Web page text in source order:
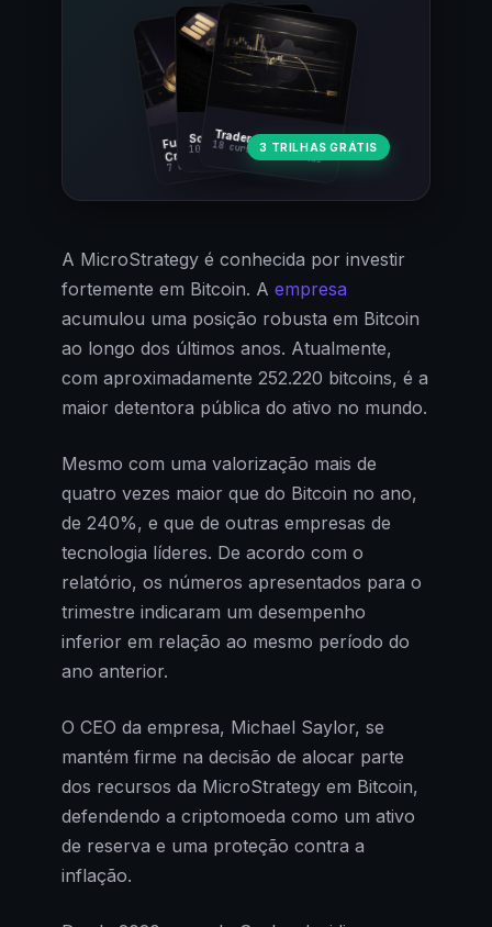
Fundamentos
Cripto
7 cursos · 31 aulas
Trader Cripto
18 cursos · 80 aulas
Soberania Bitcoin
10 cursos · 44 aulas3 TRILHAS GRÁTIS
A MicroStrategy é conhecida por investir
fortemente em Bitcoin. A empresa
acumulou uma posição robusta em Bitcoin
ao longo dos últimos anos. Atualmente,
com aproximadamente 252.220 bitcoins, é a
maior detentora pública do ativo no mundo.
Mesmo com uma valorização mais de
quatro vezes maior que do Bitcoin no ano,
de 240%, e que de outras empresas de
tecnologia líderes. De acordo com o
relatório, os números apresentados para o
trimestre indicaram um desempenho
inferior em relação ao mesmo período do
ano anterior.
O CEO da empresa, Michael Saylor, se
mantém firme na decisão de alocar parte
dos recursos da MicroStrategy em Bitcoin,
defendendo a criptomoeda como um ativo
de reserva e uma proteção contra a
inflação.